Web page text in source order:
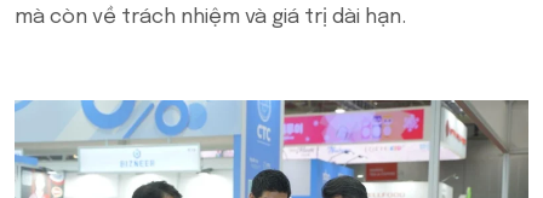
mà còn về trách nhiệm và giá trị dài hạn.